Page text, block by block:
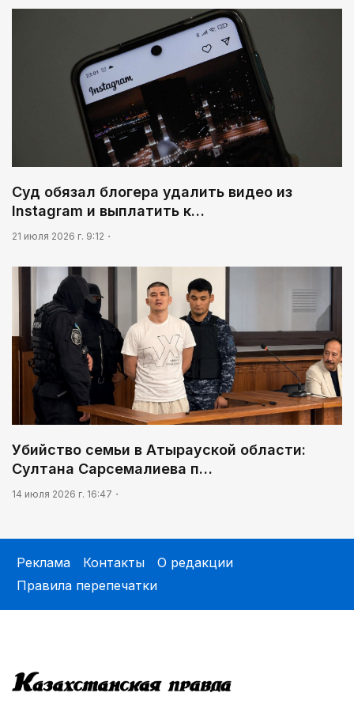
Суд обязал блогера удалить видео из
Instagram и выплатить к…
21 июля 2026 г. 9:12
Убийство семьи в Атырауской области:
Султана Сарсемалиева п…
14 июля 2026 г. 16:47
Реклама Контакты
О редакции
Правила перепечатки